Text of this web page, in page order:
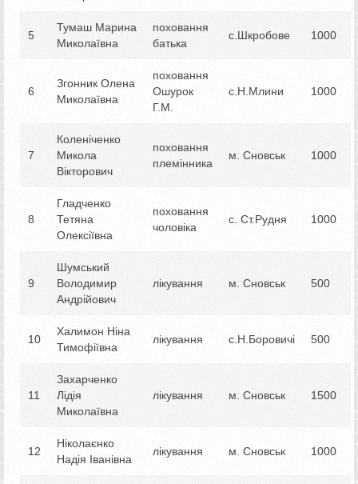
5
Тумаш Марина
Миколаївна
поховання
батька
с.Шкробове 1000
6
Згонник Олена
Миколаївна
поховання
Ошурок
Г.М.
с.Н.Млини 1000
7
Коленіченко
Микола
Вікторович
поховання
племінника
м. Сновськ 1000
8
Гладченко
Тетяна
Олексіївна
поховання
чоловіка
с. Ст.Рудня 1000
9
Шумський
Володимир
Андрійович
лікування м. Сновськ 500
10
Халимон Ніна
Тимофіївна
лікування с.Н.Боровичі 500
11
Захарченко
Лідія
Миколаївна
лікування м. Сновськ 1500
12
Ніколаєнко
Надія Іванівна
лікування м. Сновськ 1000